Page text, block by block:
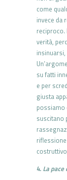
come
invece da
reciproco.
verità,
su fatti
e per
giusta
possiamo
suscitano
4. La